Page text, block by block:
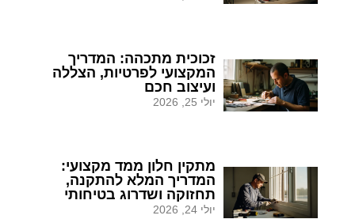
זכוכית מתכהה: המדריך
המקצועי לפרטיות, הצללה
ועיצוב חכם
יולי 25, 2026
מתקין חלון ממד מקצועי:
המדריך המלא להתקנה,
תחזוקה ושדרוג בטיחותי
יולי 24, 2026